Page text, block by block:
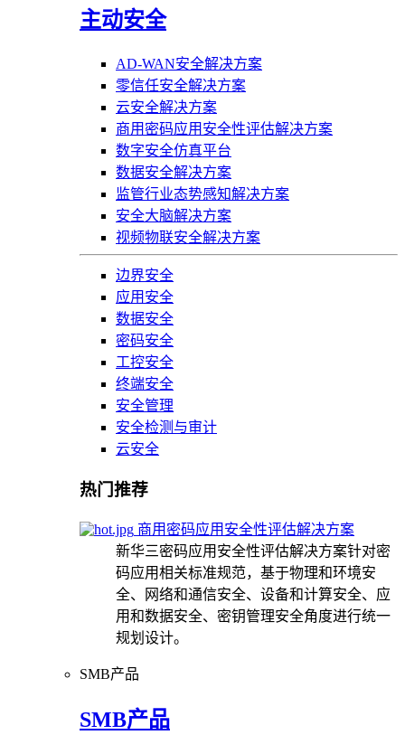
主动安全
AD-WAN安全解决方案
零信任安全解决方案
云安全解决方案
商用密码应用安全性评估解决方案
数字安全仿真平台
数据安全解决方案
监管行业态势感知解决方案
安全大脑解决方案
视频物联安全解决方案
边界安全
应用安全
数据安全
密码安全
工控安全
终端安全
安全管理
安全检测与审计
云安全
热门推荐
商用密码应用安全性评估解决方案
新华三密码应用安全性评估解决方案针对密
码应用相关标准规范，基于物理和环境安
全、网络和通信安全、设备和计算安全、应
用和数据安全、密钥管理安全角度进行统一
规划设计。
SMB产品
SMB产品